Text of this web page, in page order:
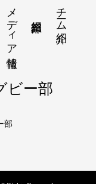
チーム紹介
メディア情報
ビー部
部